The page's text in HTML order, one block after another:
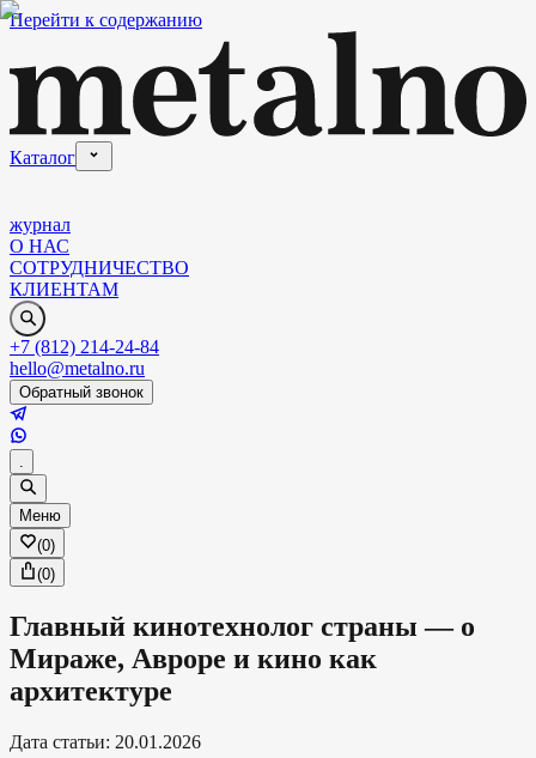
Перейти к содержанию
Каталог
журнал
О НАС
СОТРУДНИЧЕСТВО
КЛИЕНТАМ
+7 (812) 214-24-84
hello@metalno.ru
Обратный звонок
.
Меню
(0)
(0)
Главный кинотехнолог страны — о
Мираже, Авроре и кино как
архитектуре
Дата статьи: 20.01.2026